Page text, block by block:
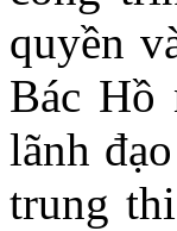
quyền
Bác Hồ
lãnh
trung